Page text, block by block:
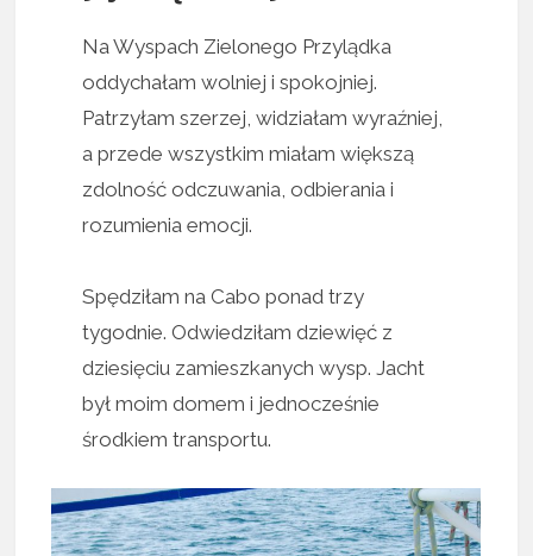
Na Wyspach Zielonego Przylądka
oddychałam wolniej i spokojniej.
Patrzyłam szerzej, widziałam wyraźniej,
a przede wszystkim miałam większą
zdolność odczuwania, odbierania i
rozumienia emocji.
Spędziłam na Cabo ponad trzy
tygodnie. Odwiedziłam dziewięć z
dziesięciu zamieszkanych wysp. Jacht
był moim domem i jednocześnie
środkiem transportu.